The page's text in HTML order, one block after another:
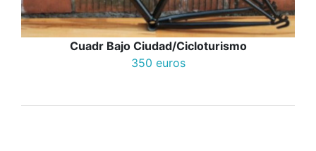
Cuadr Bajo Ciudad/Cicloturismo
350 euros